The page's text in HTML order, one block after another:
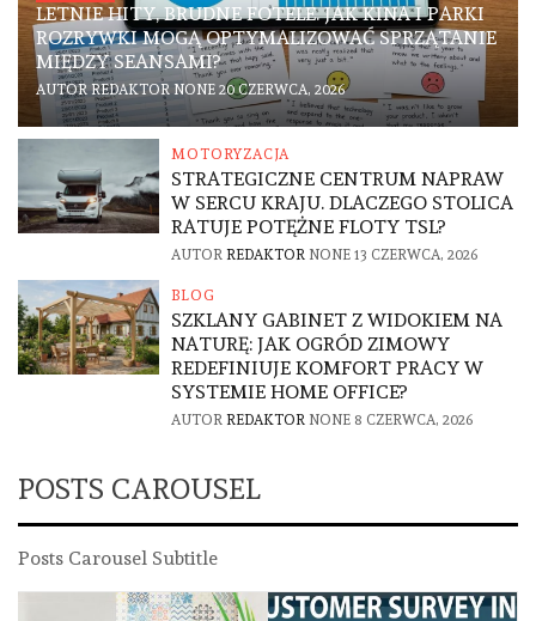
LETNIE HITY, BRUDNE FOTELE. JAK KINA I PARKI
ROZRYWKI MOGĄ OPTYMALIZOWAĆ SPRZĄTANIE
MIĘDZY SEANSAMI?
AUTOR REDAKTOR NONE 20 CZERWCA, 2026
MOTORYZACJA
STRATEGICZNE CENTRUM NAPRAW
W SERCU KRAJU. DLACZEGO STOLICA
RATUJE POTĘŻNE FLOTY TSL?
AUTOR REDAKTOR NONE 13 CZERWCA, 2026
BLOG
SZKLANY GABINET Z WIDOKIEM NA
NATURĘ: JAK OGRÓD ZIMOWY
REDEFINIUJE KOMFORT PRACY W
SYSTEMIE HOME OFFICE?
AUTOR REDAKTOR NONE 8 CZERWCA, 2026
POSTS CAROUSEL
Posts Carousel Subtitle